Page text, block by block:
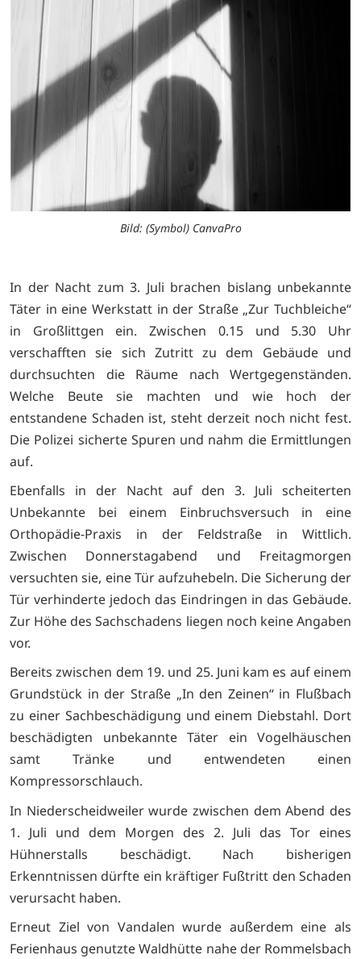
Bild: (Symbol) CanvaPro
In der Nacht zum 3. Juli brachen bislang unbekannte
Täter in eine Werkstatt in der Straße „Zur Tuchbleiche“
in Großlittgen ein. Zwischen 0.15 und 5.30 Uhr
verschafften sie sich Zutritt zu dem Gebäude und
durchsuchten die Räume nach Wertgegenständen.
Welche Beute sie machten und wie hoch der
entstandene Schaden ist, steht derzeit noch nicht fest.
Die Polizei sicherte Spuren und nahm die Ermittlungen
auf.
Ebenfalls in der Nacht auf den 3. Juli scheiterten
Unbekannte bei einem Einbruchsversuch in eine
Orthopädie-Praxis in der Feldstraße in Wittlich.
Zwischen Donnerstagabend und Freitagmorgen
versuchten sie, eine Tür aufzuhebeln. Die Sicherung der
Tür verhinderte jedoch das Eindringen in das Gebäude.
Zur Höhe des Sachschadens liegen noch keine Angaben
vor.
Bereits zwischen dem 19. und 25. Juni kam es auf einem
Grundstück in der Straße „In den Zeinen“ in Flußbach
zu einer Sachbeschädigung und einem Diebstahl. Dort
beschädigten unbekannte Täter ein Vogelhäuschen
samt Tränke und entwendeten einen
Kompressorschlauch.
In Niederscheidweiler wurde zwischen dem Abend des
1. Juli und dem Morgen des 2. Juli das Tor eines
Hühnerstalls beschädigt. Nach bisherigen
Erkenntnissen dürfte ein kräftiger Fußtritt den Schaden
verursacht haben.
Erneut Ziel von Vandalen wurde außerdem eine als
Ferienhaus genutzte Waldhütte nahe der Rommelsbach